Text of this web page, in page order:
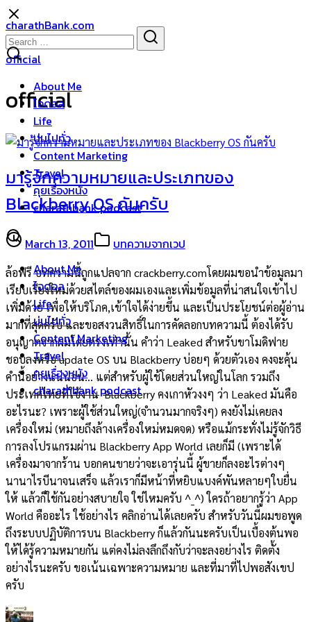
Skip
to
content
charathBank.com
About Me
ไอดอล
Life
บ่นไปทั่ว
Content Marketing
Travel
คุยเรื่องหนัง
charathbank podcast
About Me
ไอดอล
Life
บ่นไปทั่ว
Content Marketing
Travel
คุยเรื่องหนัง
charathbank podcast
Search
for:
official
official
มารู้จักความหมายและประเภทของ
Blackberry OS กันครับ
March 13, 2011 บทความจากเวป
ล้อฟรี บทความนี้ถูกแปลจาก crackberry.comโดยผมขอนำข้อมูลมา
เรียบเรียงใหม่ด้วยสไตล์ของผมเองและเพิ่มข้อมูลที่น่าสนใจเข้าไป
เพิ่มด้วย เพื่อให้บริโภค,เข้าใจได้ง่ายขึ้น และเป็นประโยชน์ต่อผู้อ่าน
มากที่สุดครับ และขอสงวนสิทธิ์ในการคัดลอกบทความนี้ ต้องได้รับ
อนุญาตจากผมโดยตรงเท่านั้น คำว่า Leaked สำหรับขาโมดิฟาย
ชอบลงหรือ update OS บน Blackberry บ่อยๆ ด้วยตัวเอง คงจะคุ้น
คำนี้อย่างแน่นอน… แต่สำหรับผู้ใช้โดยส่วนใหญ่ในโลก รวมถึง
ประเทศไทยที่ใช้งาน Blackberry คงเกาหัวงงๆ ว่า Leaked มันคือ
อะไรนะ? เพราะผู้ใช้ส่วนใหญ่(จำนวนมากจริงๆ) คงยังไม่เคยลง
เครื่องใหม่ (หมายถึงล้างเครื่องใหม่หมดจด) หรือแม้กระทั่งไม่รู้จักวิธี
การลงโปรแกรมผ่าน Blackberry App World เลยก็มี (เพราะได้
เครื่องมาจากร้าน บอกคนขายว่าจะเอารุ่นนี้ ผู้ขายก็ลงอะไรต่างๆ
นานาไรบีนาจนเสร็จ แล้วเราก็มีหน้าที่หยิบแบงค์พันหลายๆใบยื่น
ให้ แล้วก็ใช้กันอย่างสบายใจ ใช่ไหมครับ ^_^) ใครถ้าอยากรู้ว่า App
World คืออะไร ใช้อย่างไร คลิกอ่านได้เลยครับ สำหรับวันนี้ผมขอพูด
ถึงระบบปฏิบัติการบน Blackberry ก็แล้วกันนะครับเป็นเบื้องต้นพอ
ให้ได้รู้ความหมายกัน แต่คงไม่ลงลึกถึงกับว่าจะลงอย่างไร ติดตั้ง
อย่างไรนะครับ ขอเน้นเฉพาะความหมาย และที่มาที่ไปพอสังเขป
ครับ